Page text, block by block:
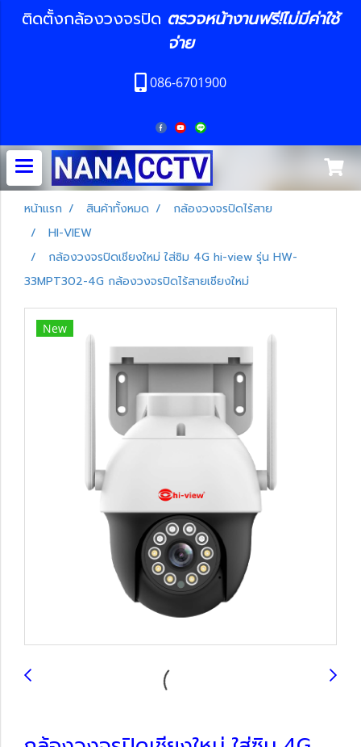
ติดตั้งกล้องวงจรปิด ตรวจหน้างานฟรี!ไม่มีค่าใช้
จ่าย
086-6701900
หน้าแรก สินค้าทั้งหมด
กล้องวงจรปิดไร้สาย
HI-VIEW
กล้องวงจรปิดเชียงใหม่ ใส่ซิม 4G hi-view รุ่น HW-
33MPT302-4G กล้องวงจรปิดไร้สายเชียงใหม่
New